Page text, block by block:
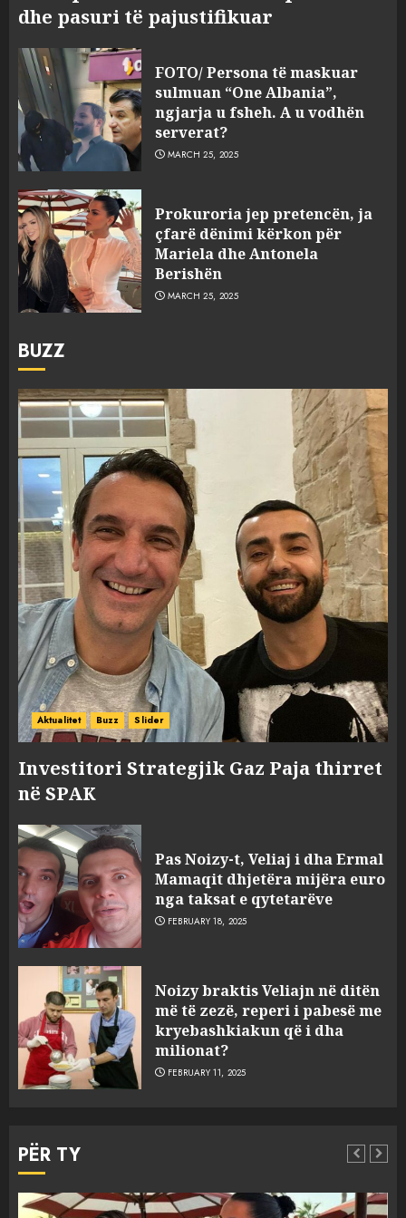
dhe pasuri të pajustifikuar
FOTO/ Persona të maskuar
sulmuan “One Albania”,
ngjarja u fsheh. A u vodhën
serverat?
MARCH 25, 2025
Prokuroria jep pretencën, ja
çfarë dënimi kërkon për
Mariela dhe Antonela
Berishën
MARCH 25, 2025
BUZZ
Aktualitet Buzz Slider
Investitori Strategjik Gaz Paja thirret
në SPAK
Pas Noizy-t, Veliaj i dha Ermal
Mamaqit dhjetëra mijëra euro
nga taksat e qytetarëve
FEBRUARY 18, 2025
Noizy braktis Veliajn në ditën
më të zezë, reperi i pabesë me
kryebashkiakun që i dha
milionat?
FEBRUARY 11, 2025
PËR TY
3
sulmuan “One Albania”,
ngjarja u fsheh. A u vodhën
serverat?
MARCH 25, 2025
4 MARCH 25, 2025